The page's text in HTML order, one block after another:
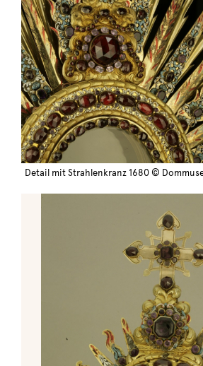
Detail mit Strahlenkranz 1680 ©